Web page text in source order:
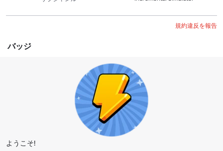
規約違反を報告
バッジ
ようこそ!